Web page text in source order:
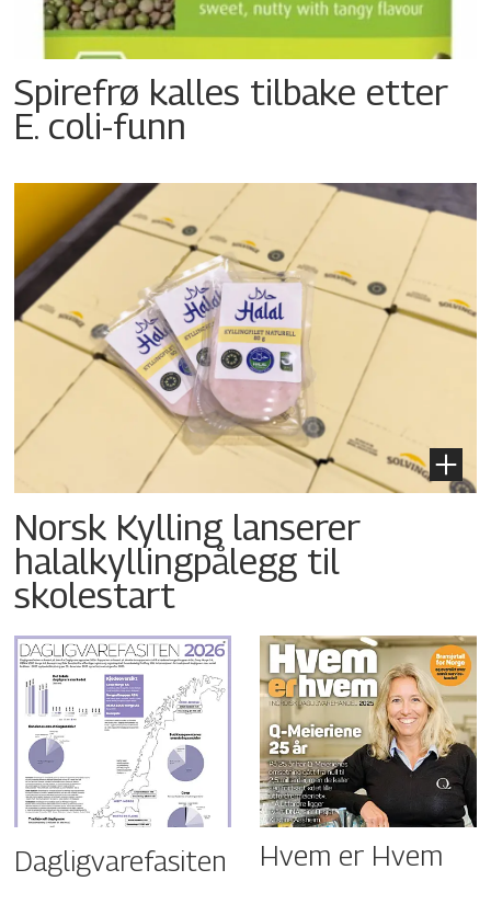
Spirefrø kalles tilbake etter
E. coli-funn
Norsk Kylling lanserer
halalkyllingpålegg til
skolestart
Dagligvarefasiten Hvem er Hvem